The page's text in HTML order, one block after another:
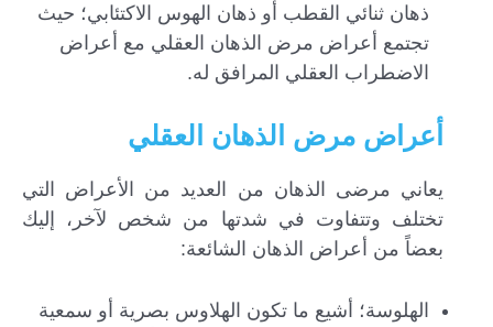
ذهان ثنائي القطب أو ذهان الهوس الاكتئابي؛ حيث
تجتمع أعراض مرض الذهان العقلي مع أعراض
الاضطراب العقلي المرافق له.
أعراض مرض الذهان العقلي
يعاني مرضى الذهان من العديد من الأعراض التي
تختلف وتتفاوت في شدتها من شخص لآخر، إليك
بعضاً من أعراض الذهان الشائعة:
الهلوسة؛ أشيع ما تكون الهلاوس بصرية أو سمعية